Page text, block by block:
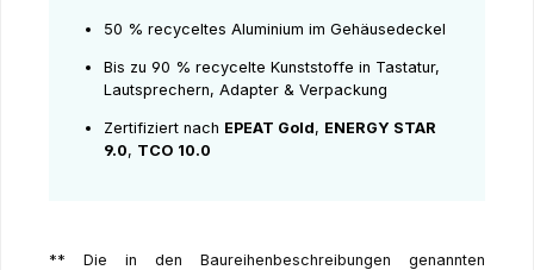
50 % recyceltes Aluminium im Gehäusedeckel
Bis zu 90 % recycelte Kunststoffe in Tastatur,
Lautsprechern, Adapter & Verpackung
Zertifiziert nach EPEAT Gold, ENERGY STAR
9.0, TCO 10.0
** Die in den Baureihenbeschreibungen genannten